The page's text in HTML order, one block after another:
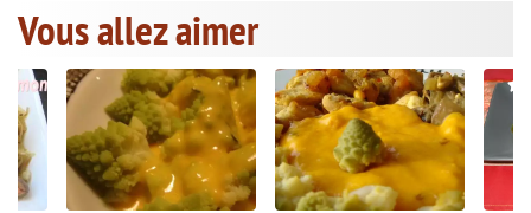
Vous allez aimer